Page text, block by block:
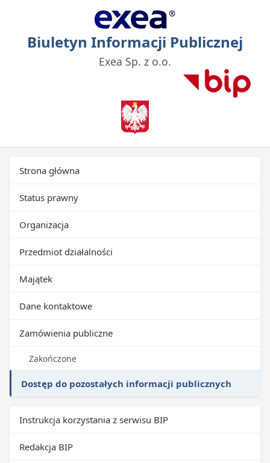
Biuletyn Informacji Publicznej
Exea Sp. z o.o.
Strona główna
Status prawny
Organizacja
Przedmiot działalności
Majątek
Dane kontaktowe
Zamówienia publiczne
Zakończone
Dostęp do pozostałych informacji publicznych
Instrukcja korzystania z serwisu BIP
Redakcja BIP